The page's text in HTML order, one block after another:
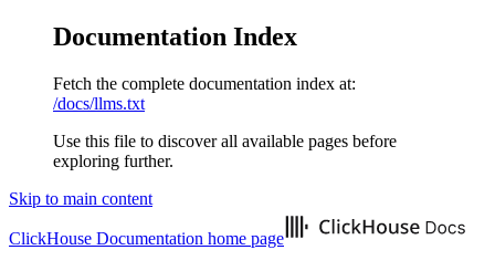
Documentation Index
Fetch the complete documentation index at:
/docs/llms.txt
Use this file to discover all available pages before
exploring further.
Skip to main content
ClickHouse Documentation home page